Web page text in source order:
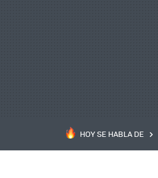
HOY SE HABLA DE